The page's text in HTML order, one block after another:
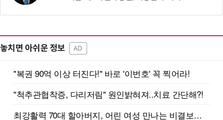
놓치면 아쉬운 정보 AD